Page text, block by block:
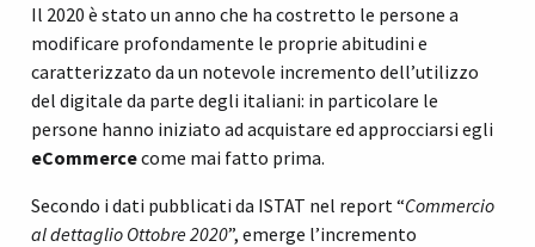
Il 2020 è stato un anno che ha costretto le persone a
modificare profondamente le proprie abitudini e
caratterizzato da un notevole incremento dell’utilizzo
del digitale da parte degli italiani: in particolare le
persone hanno iniziato ad acquistare ed approcciarsi egli
eCommercecome mai fatto prima.
Secondo i dati pubblicati da ISTAT nel report “Commercio
al dettaglio Ottobre 2020”, emerge l’incremento